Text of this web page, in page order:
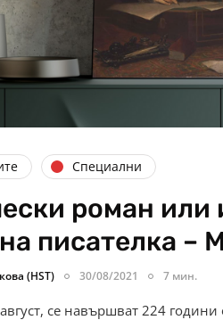
Специални
роман
писателка –
(HST) 30/08/2021 7 мин.
се навършват 224